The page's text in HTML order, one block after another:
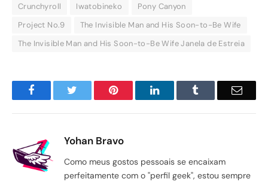
Crunchyroll Iwatobineko
Pony Canyon
Project No.9
The Invisible Man and His Soon-to-Be Wife
The Invisible Man and His Soon-to-Be Wife Janela de Estreia
Facebook Pinterest LinkedIn Email
Yohan Bravo
Como meus gostos pessoais se encaixam
perfeitamente com o "perfil geek", estou sempre